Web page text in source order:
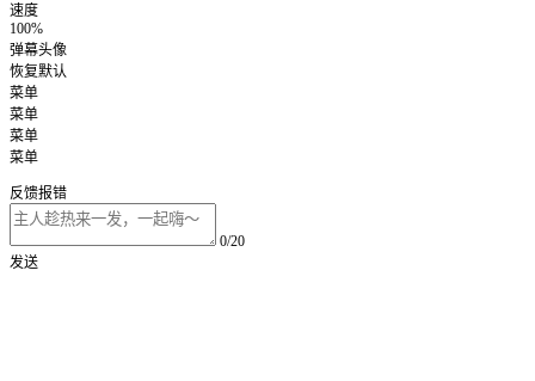
速度
100%
弹幕头像
恢复默认
菜单
菜单
菜单
菜单
反馈报错
0/20
发送